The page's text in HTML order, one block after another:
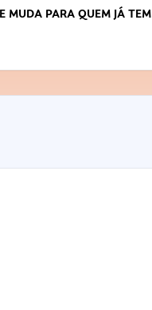
MUDA PARA QUEM JÁ TEM